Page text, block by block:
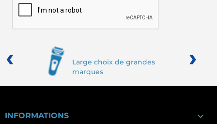
Large choix de grandes
marques
‹ ›
INFORMATIONS 